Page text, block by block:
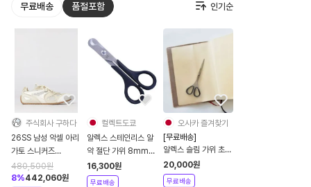
무료배송 품절포함
주식회사 구하다
26SS 남성 악셀 아리
가토 스니커즈
F3548001 White
480,500원
8%442,060원
컬렉트도쿄
알렉스 스테인리스 알
약 절단 가위 8mm
51071
16,300원
무료배송
오사카 즐겨찾기
[무료배송]
알렉스 슬림 가위 초경
량 일본
20,000원
무료배송